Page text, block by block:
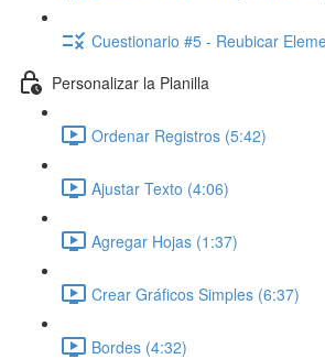
Cuestionario #5 - Reubicar
Personalizar la Planilla
Ordenar Registros (5:42)
Ajustar Texto (4:06)
Agregar Hojas (1:37)
Crear Gráficos Simples (6:37)
Bordes (4:32)